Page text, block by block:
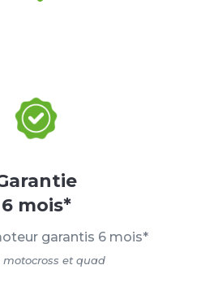
6 mois*
garantis 6 mois*
motocross et quad